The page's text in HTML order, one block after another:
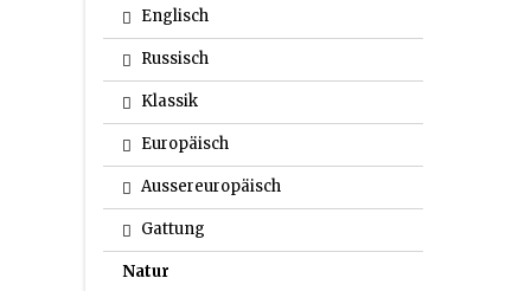
Englisch
Russisch
Klassik
Europäisch
Aussereuropäisch
Gattung
Natur